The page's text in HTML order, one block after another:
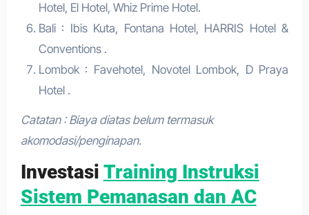
Hotel, El Hotel, Whiz Prime Hotel.
Bali : Ibis Kuta, Fontana Hotel, HARRIS Hotel &
Conventions .
Lombok : Favehotel, Novotel Lombok, D Praya
Hotel .
Catatan : Biaya diatas belum termasuk
akomodasi/penginapan.
Investasi Training Instruksi
Sistem Pemanasan dan AC